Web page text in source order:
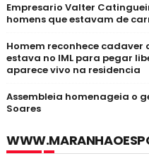
Empresario Valter
homens que estavam de
Homem reconhece
estava no IML para pegar
aparece vivo na residencia
Assembleia homenageia o
Soares